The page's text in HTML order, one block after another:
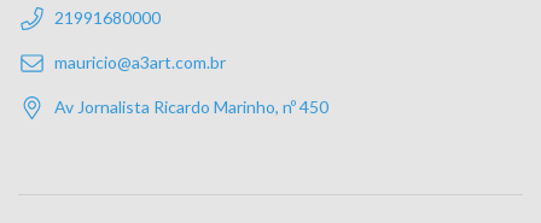
21991680000
mauricio@a3art.com.br
Av Jornalista Ricardo Marinho, nº 450